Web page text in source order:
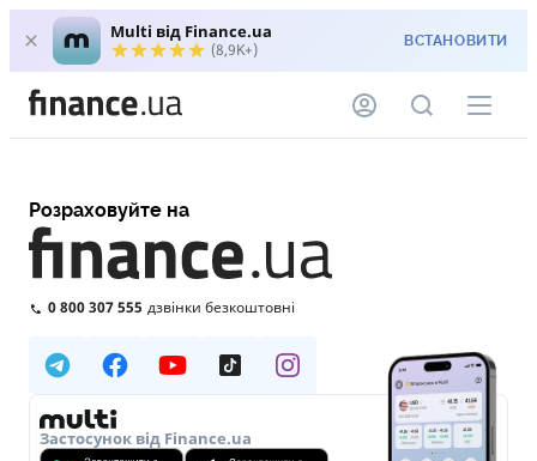
Multi від Finance.ua
(8,9K+) ВСТАНОВИТИ
Розраховуйте на
0 800 307 555 дзвінки безкоштовні
Застосунок від Finance.ua